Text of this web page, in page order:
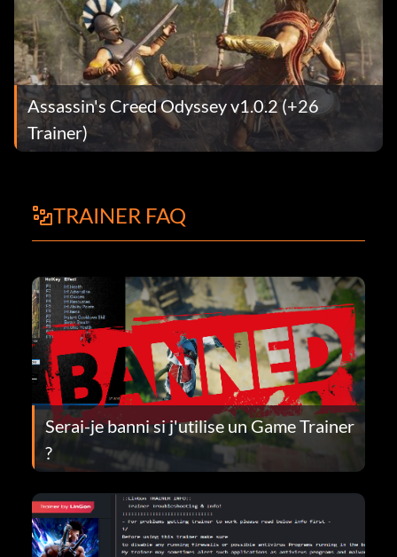
Assassin's Creed Odyssey v1.0.2 (+26
Trainer)
TRAINER FAQ
Serai-je banni si j'utilise un Game Trainer
?